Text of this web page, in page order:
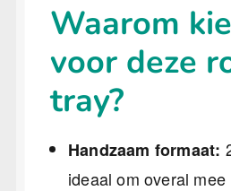
Waarom
voor deze
tray?
Handzaam formaat:
ideaal om overal